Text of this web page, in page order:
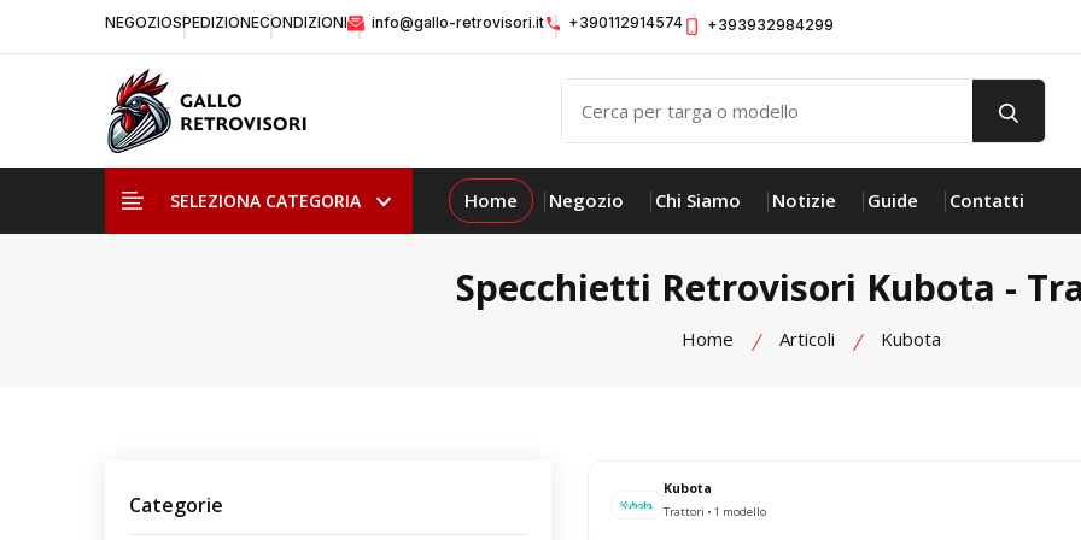
NEGOZIOSPEDIZIONECONDIZIONI info@gallo-retrovisori.it +390112914574 +393932984299
SELEZIONA CATEGORIA Home Negozio Chi Siamo Notizie Guide Contatti
Specchietti Retrovisori Kubota -
Home Articoli Kubota
Categorie
Kubota
Trattori • 1 modello